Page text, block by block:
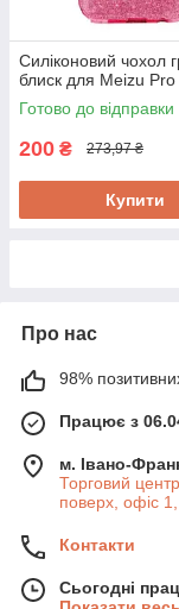
Силіконовий чохол
блиск для Meizu
Готово до відправки
200 ₴ 273,97 ₴
Купити
Про нас
98%
Працює з
м. Івано-
Торговий
поверх, офіс 1,
Контакти
Сьогодні